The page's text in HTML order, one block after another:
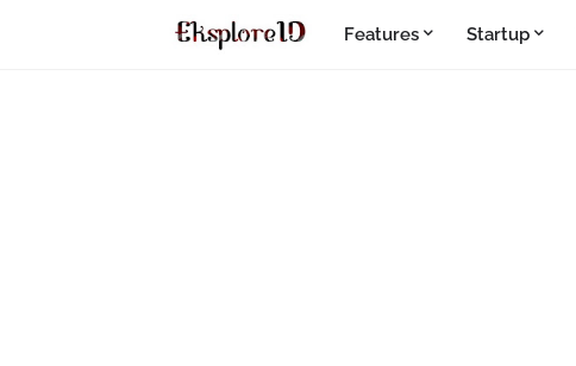
Features Startup